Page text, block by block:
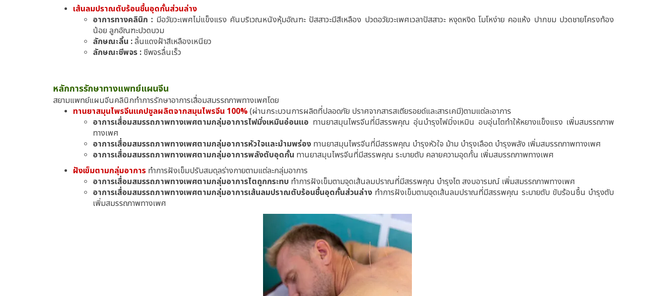
เส้นลมปราณตับร้อนชื้นอุดกั้นส่วนล่าง
อาการทางคลินิก : มีอวัยวะเพศไม่แข็งแรง คันบริเวณหนังหุ้มอัณฑะ ปัสสาวะมีสีเหลือง ปวดอวัยวะเพศเวลาปัสสาวะ หงุดหงิด โมโหง่าย คอแห้ง ปากขม ปวดชายโครงท้อง
น้อย ลูกอัณฑะปวดบวม
ลักษณะลิ้น :ลิ้นแดงฝ้าสีเหลืองเหนียว
ลักษณะชีพจร : ชีพจรลื่นเร็ว
หลักการรักษาทางแพทย์แผนจีน
สยามแพทย์แผนจีนคลินิกทำการรักษาอาการเสื่อมสมรรถภาพทางเพศโดย
ทานยาสมุนไพรจีนแคปซูลผลิตจากสมุนไพรจีน 100%(ผ่านกระบวนการผลิตที่ปลอดภัย ปราศจากสารสเตียรอยด์และสารเคมี)ตามแต่ละอาการ
อาการเสื่อมสมรรถภาพทางเพศตามกลุ่มอาการไฟมิ่งเหมินอ่อนแอ ทานยาสมุนไพรจีนที่มีสรรพคุณ อุ่นบำรุงไฟมิ่งเหมิน อบอุ่นไตทำให้หยางแข็งแรง เพิ่มสมรรถภาพ
ทางเพศ
อาการเสื่อมสมรรถภาพทางเพศตามกลุ่มอาการหัวใจและม้ามพร่อง ทานยาสมุนไพรจีนที่มีสรรพคุณ บำรุงหัวใจ ม้าม บำรุงเลือด บำรุงพลัง เพิ่มสมรรถภาพทางเพศ
อาการเสื่อมสมรรถภาพทางเพศตามกลุ่มอาการพลังตับอุดกั้น ทานยาสมุนไพรจีนที่มีสรรพคุณ ระบายตับ คลายความอุดกั้น เพิ่มสมรรถภาพทางเพศ
ฝังเข็มตามกลุ่มอาการ ทำการฝังเข็มปรับสมดุลร่างกายตามแต่ละกลุ่มอาการ
อาการเสื่อมสมรรถภาพทางเพศตามกลุ่มอาการไตถูกกระทบ ทำการฝังเข็มตามจุดเส้นลมปราณที่มีสรรพคุณ บำรุงไต สงบอารมณ์ เพิ่มสมรรถภาพทางเพศ
อาการเสื่อมสมรรถภาพทางเพศตามกลุ่มอาการเส้นลมปราณตับร้อนชื้นอุดกั้นส่วนล่าง ทำการฝังเข็มตามจุดเส้นลมปราณที่มีสรรพคุณ ระบายตับ ขับร้อนชื้น บำรุงตับ
เพิ่มสมรรถภาพทางเพศ